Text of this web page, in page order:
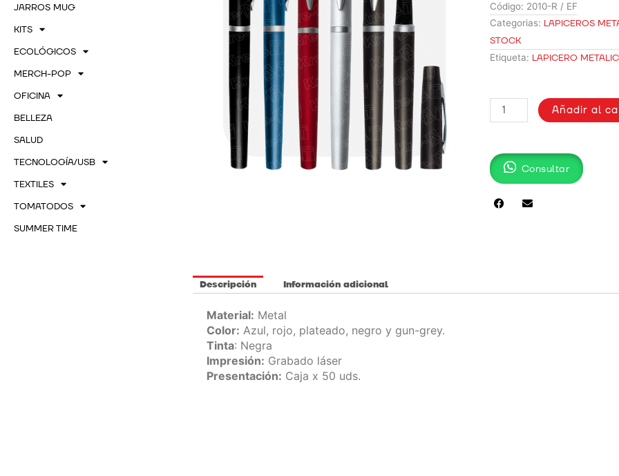
JARROS MUG
KITS
ECOLÓGICOS
MERCH-POP
OFICINA
BELLEZA
SALUD
TECNOLOGÍA/USB
TEXTILES
TOMATODOS
SUMMER TIME
Código: 2010-R / EF
Categorias: LAPICEROS
STOCK
Etiqueta: LAPICERO
LAPICERO
METÁLICO
R
cantidad
Añadir al
Consultar
Descripción Información adicional
Material: Metal
Color: Azul, rojo, plateado, negro y gun-grey.
Tinta: Negra
Impresión: Grabado láser
Presentación: Caja x 50 uds.